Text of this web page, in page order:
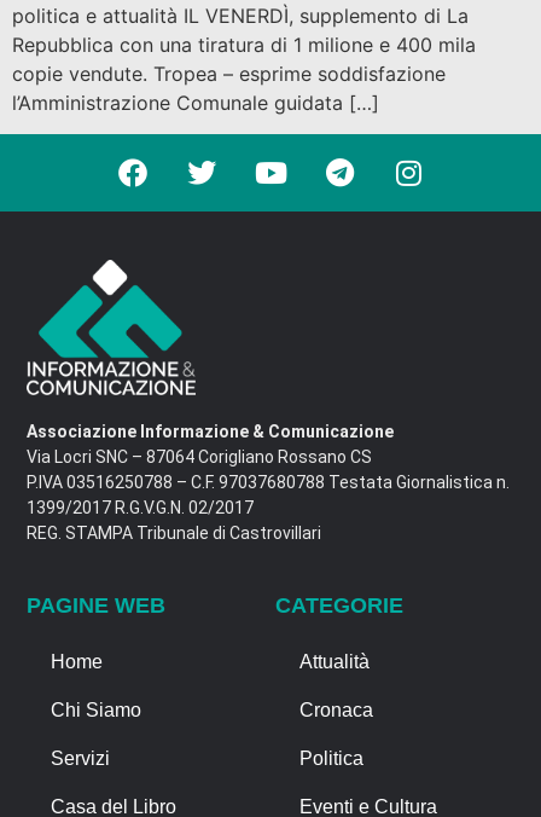
politica e attualità IL VENERDÌ, supplemento di La
Repubblica con una tiratura di 1 milione e 400 mila
copie vendute. Tropea – esprime soddisfazione
l’Amministrazione Comunale guidata […]
Associazione Informazione & Comunicazione
Via Locri SNC – 87064 Corigliano Rossano CS
P.IVA 03516250788 – C.F. 97037680788 Testata Giornalistica n.
1399/2017 R.G.V.G.N. 02/2017
REG. STAMPA Tribunale di Castrovillari
PAGINE WEB
Home
Chi Siamo
Servizi
Casa del Libro
CATEGORIE
Attualità
Cronaca
Politica
Eventi e Cultura